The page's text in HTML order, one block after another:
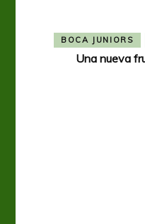
BOCA JUNIORS
Una nueva